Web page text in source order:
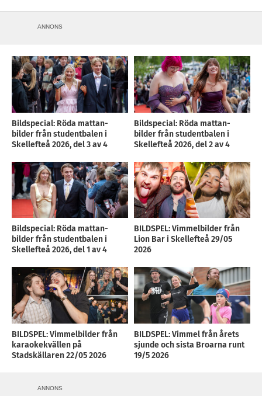
ANNONS
Bildspecial: Röda mattan-
bilder från studentbalen i
Skellefteå 2026, del 3 av 4
Bildspecial: Röda mattan-
bilder från studentbalen i
Skellefteå 2026, del 2 av 4
Bildspecial: Röda mattan-
bilder från studentbalen i
Skellefteå 2026, del 1 av 4
BILDSPEL: Vimmelbilder från
Lion Bar i Skellefteå 29/05
2026
BILDSPEL: Vimmelbilder från
karaokekvällen på
Stadskällaren 22/05 2026
BILDSPEL: Vimmel från årets
sjunde och sista Broarna runt
19/5 2026
ANNONS